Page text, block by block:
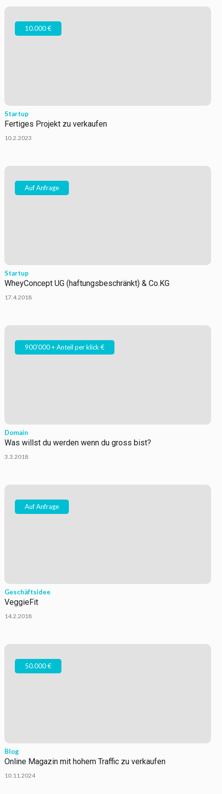
10.000 €
Startup
Fertiges Projekt zu verkaufen
10.2.2023
Auf Anfrage
Startup
WheyConcept UG (haftungsbeschränkt) & Co.KG
17.4.2018
900'000 + Anteil per klick €
Domain
Was willst du werden wenn du gross bist?
3.3.2018
Auf Anfrage
Geschäftsidee
VeggieFit
14.2.2018
50.000 €
Blog
Online Magazin mit hohem Traffic zu verkaufen
10.11.2024